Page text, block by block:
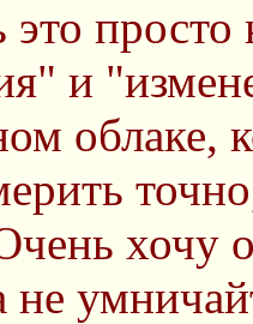
просто
и
облаке,
хочу
не